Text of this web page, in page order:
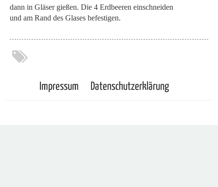
dann in Gläser gießen. Die 4 Erdbeeren einschneiden
und am Rand des Glases befestigen.
Impressum Datenschutzerklärung